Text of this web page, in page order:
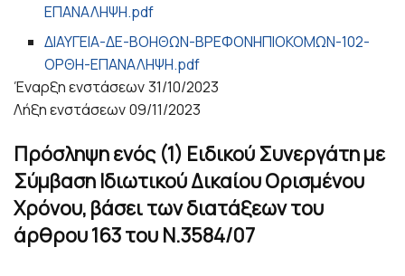
ΕΠΑΝΑΛΗΨΗ.pdf
ΔΙΑΥΓΕΙΑ-ΔΕ-ΒΟΗΘΩΝ-ΒΡΕΦΟΝΗΠΙΟΚΟΜΩΝ-102-
ΟΡΘΗ-ΕΠΑΝΑΛΗΨΗ.pdf
Έναρξη ενστάσεων31/10/2023
Λήξη ενστάσεων09/11/2023
Πρόσληψη ενός (1) Ειδικού Συνεργάτη με
Σύμβαση Ιδιωτικού Δικαίου Ορισμένου
Χρόνου, βάσει των διατάξεων του
άρθρου 163 του Ν.3584/07